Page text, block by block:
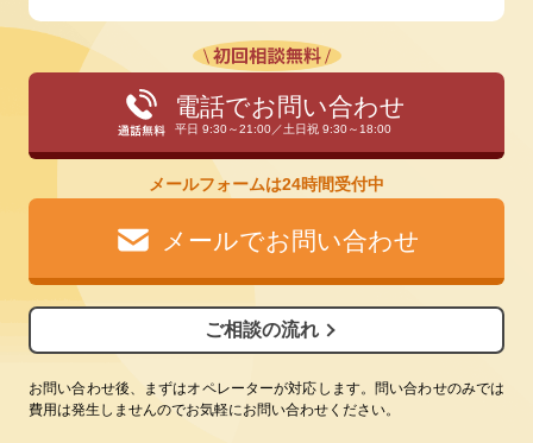
電話でお問い合わせ
平日 9:30～21:00／土日祝 9:30～18:00
メールフォームは24時間受付中
メールでお問い合わせ
ご相談の流れ
お問い合わせ後、まずはオペレーターが対応します。問い合わせのみでは
費用は発生しませんのでお気軽にお問い合わせください。